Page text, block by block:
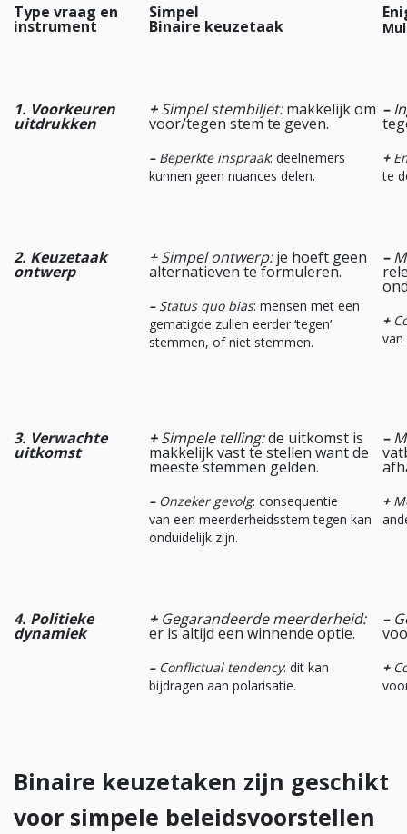
Type vraag en
instrument
Simpel
Binaire keuzetaak
1. Voorkeuren
uitdrukken
+Simpel stembiljet:makkelijk om
voor/tegen stem te geven.
–Beperkte inspraak: deelnemers
kunnen geen nuances delen.
–
+
te
2. Keuzetaak
ontwerp
+ Simpel ontwerp:je hoeft geen
alternatieven te formuleren.
– Status quo bias: mensen met een
gematigde zullen eerder ‘tegen’
stemmen, of niet stemmen.
–
+
van
3. Verwachte
uitkomst
+Simpele telling:de uitkomst is
makkelijk vast te stellen want de
meeste stemmen gelden.
–Onzeker gevolg: consequentie
van een meerderheidsstem tegen kan
onduidelijk zijn.
–
+
4. Politieke
dynamiek
+Gegarandeerde meerderheid:
er is altijd een winnende optie.
–Conflictual tendency: dit kan
bijdragen aan polarisatie.
–
+
Binaire keuzetaken zijn geschikt
voor simpele beleidsvoorstellen